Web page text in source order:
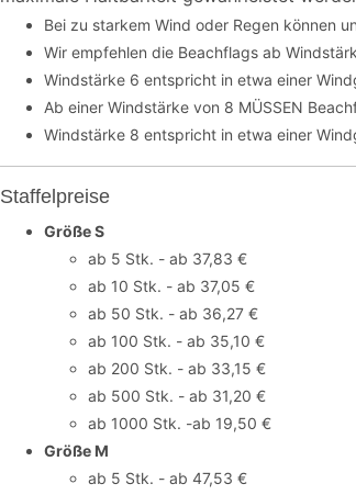
Bei zu starkem Wind oder Regen können
Wir empfehlen die Beachflags ab
Windstärke 6 entspricht in etwa einer
Ab einer Windstärke von 8 MÜSSEN
Windstärke 8 entspricht in etwa einer
Staffelpreise
Größe S
ab 5 Stk. - ab 37,83 €
ab 10 Stk. - ab 37,05 €
ab 50 Stk. - ab 36,27 €
ab 100 Stk. - ab 35,10 €
ab 200 Stk. - ab 33,15 €
ab 500 Stk. - ab 31,20 €
ab 1000 Stk. -ab 19,50 €
Größe M
ab 5 Stk. - ab 47,53 €